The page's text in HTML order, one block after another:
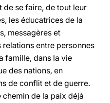
de se faire, de tout leur
les éducatrices de la
messagères et
entre personnes
famille, dans la vie
des nations, en
de conflit et de guerre.
de la paix déjà